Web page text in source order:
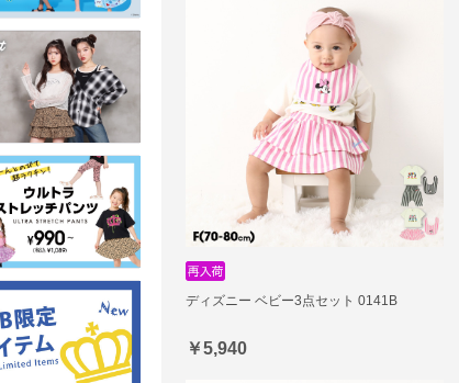
ディズニー ベビー3点セット 0141B
￥5,940